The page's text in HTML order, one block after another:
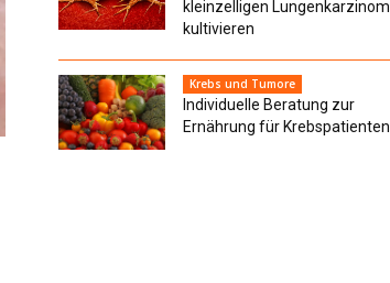
kleinzelligen Lungenkarzinom
kultivieren
Krebs und Tumore
Individuelle Beratung zur
Ernährung für Krebspatienten